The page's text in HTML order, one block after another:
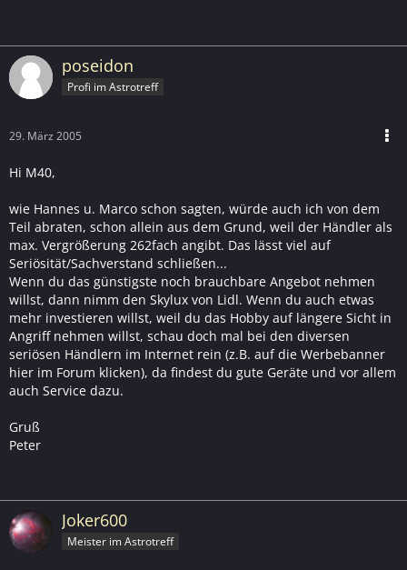
poseidon
Profi im Astrotreff
29. März 2005
Hi M40,
wie Hannes u. Marco schon sagten, würde auch ich von dem
Teil abraten, schon allein aus dem Grund, weil der Händler als
max. Vergrößerung 262fach angibt. Das lässt viel auf
Seriösität/Sachverstand schließen...
Wenn du das günstigste noch brauchbare Angebot nehmen
willst, dann nimm den Skylux von Lidl. Wenn du auch etwas
mehr investieren willst, weil du das Hobby auf längere Sicht in
Angriff nehmen willst, schau doch mal bei den diversen
seriösen Händlern im Internet rein (z.B. auf die Werbebanner
hier im Forum klicken), da findest du gute Geräte und vor allem
auch Service dazu.
Gruß
Peter
Joker600
Meister im Astrotreff